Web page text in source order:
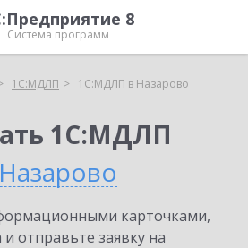
8
Система программ
1С:МДЛП 1С:МДЛП в Назарово
1С:МДЛП
карточками,
отправьте заявку на